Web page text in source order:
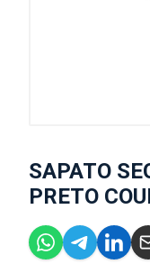
SAPATO
PRETO